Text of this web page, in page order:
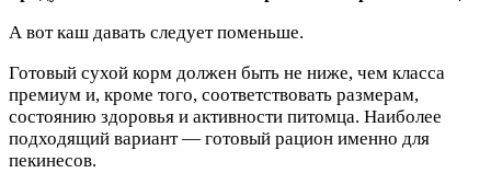
А вот каш давать следует поменьше.
Готовый сухой корм должен быть не ниже, чем класса
премиум и, кроме того, соответствовать размерам,
состоянию здоровья и активности питомца. Наиболее
подходящий вариант — готовый рацион именно для
пекинесов.